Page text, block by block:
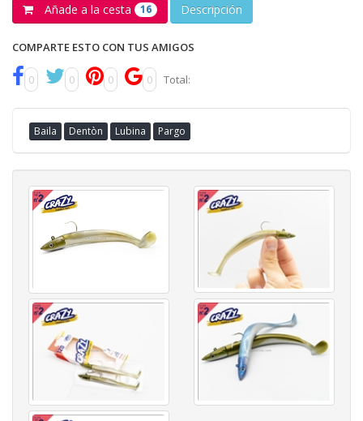
Añade a la cesta 16 Descripción
COMPARTE ESTO CON TUS AMIGOS
0 0 0 0 Total:
Baila Dentòn Lubina Pargo